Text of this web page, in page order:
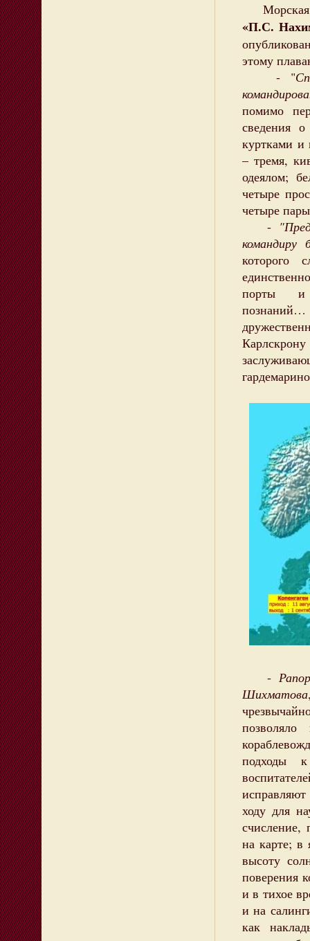
Морская
«П.С.
этому
- "
помимо
сведения
куртками и
– тремя,
одеялом;
четыре
четыре
-
которого
порты и
-
Шихматова
подходы
ходу для
счисление,
на карте; в
высоту
поверения
и в тихое
и на
как